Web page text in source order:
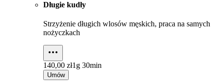
Długie kudły
Strzyżenie długich wlosów męskich, praca na samych
nożyczkach
140,00 zł1g 30min
Umów